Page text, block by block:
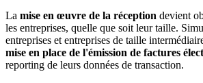
La mise en œuvre de la réception devient
les entreprises, quelle que soit leur taille.
entreprises et entreprises de taille
mise en place de l'émission de factures
reporting de leurs données de transaction.